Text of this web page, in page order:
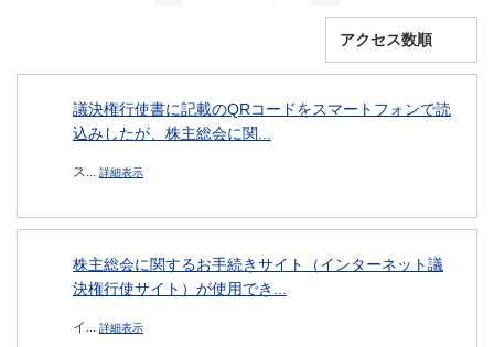
議決権行使書に記載のQRコードをスマートフォンで読
込みしたが、株主総会に関...
ス... 詳細表示
株主総会に関するお手続きサイト（インターネット議
決権行使サイト）が使用でき...
イ... 詳細表示